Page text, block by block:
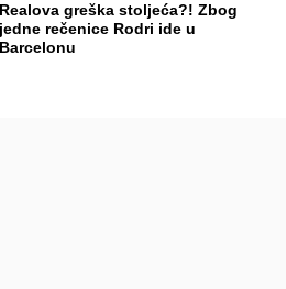
Realova greška stoljeća?! Zbog
jedne rečenice Rodri ide u
Barcelonu